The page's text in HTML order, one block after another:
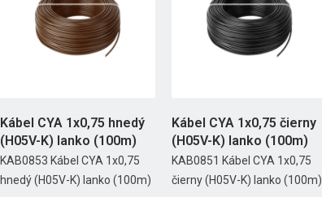
Kábel CYA 1x0,75 hnedý
(H05V-K) lanko (100m)
KAB0853 Kábel CYA 1x0,75
hnedý (H05V-K) lanko (100m)
Kábel CYA 1x0,75 čierny
(H05V-K) lanko (100m)
KAB0851 Kábel CYA 1x0,75
čierny (H05V-K) lanko (100m)